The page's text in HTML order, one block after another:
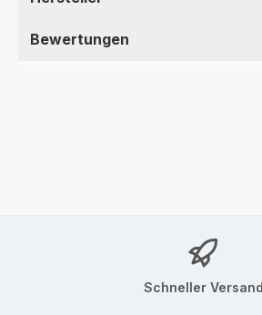
Bewertungen
Schneller Versand